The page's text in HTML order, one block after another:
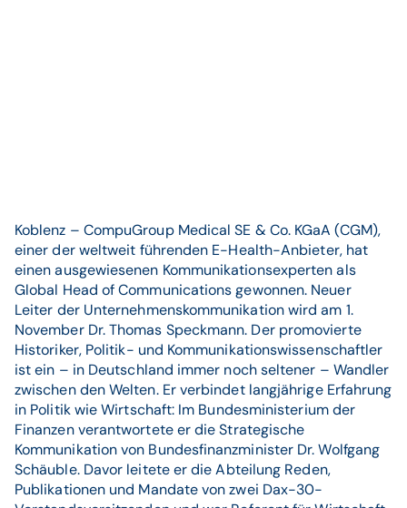
Koblenz – CompuGroup Medical SE & Co. KGaA (CGM),
einer der weltweit führenden E-Health-Anbieter, hat
einen ausgewiesenen Kommunikationsexperten als
Global Head of Communications gewonnen. Neuer
Leiter der Unternehmenskommunikation wird am 1.
November Dr. Thomas Speckmann. Der promovierte
Historiker, Politik- und Kommunikationswissenschaftler
ist ein – in Deutschland immer noch seltener – Wandler
zwischen den Welten. Er verbindet langjährige Erfahrung
in Politik wie Wirtschaft: Im Bundesministerium der
Finanzen verantwortete er die Strategische
Kommunikation von Bundesfinanzminister Dr. Wolfgang
Schäuble. Davor leitete er die Abteilung Reden,
Publikationen und Mandate von zwei Dax-30-